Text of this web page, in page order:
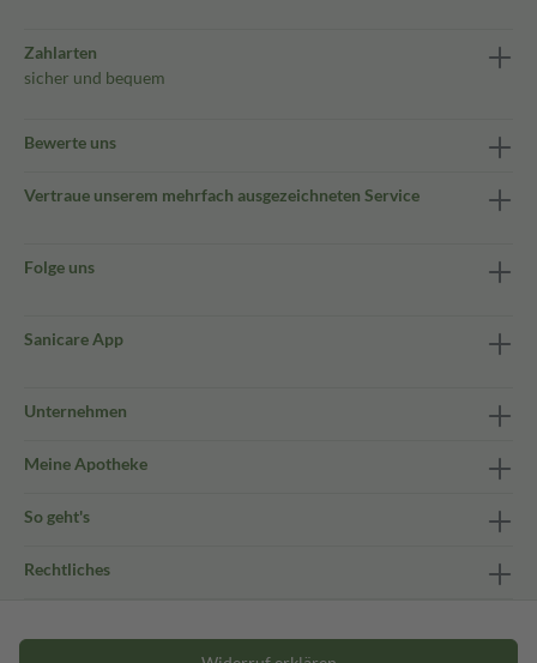
Zahlarten
sicher und bequem
Bewerte uns
Vertraue unserem mehrfach ausgezeichneten Service
Folge uns
Sanicare App
Unternehmen
Meine Apotheke
So geht's
Rechtliches